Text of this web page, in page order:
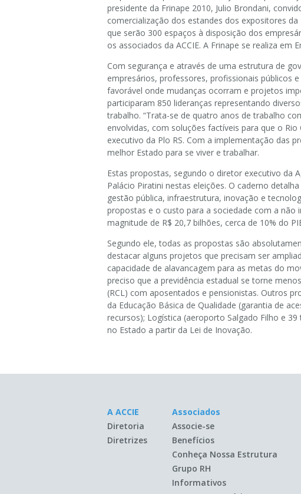
presidente da Frinape 2010, Julio Brondani,
comercialização dos estandes dos expositores
que serão 300 espaços à disposição dos
os associados da ACCIE. A Frinape se realiza em
Com segurança e através de uma estrutura de
empresários, professores, profissionais públicos
favorável onde mudanças ocorram e projetos
participaram 850 lideranças representando
trabalho. “Trata-se de quatro anos de trabalho
envolvidas, com soluções factíveis para que o
executivo da Plo RS. Com a implementação das
melhor Estado para se viver e trabalhar.
Estas propostas, segundo o diretor executivo da
Palácio Piratini nestas eleições. O caderno
gestão pública, infraestrutura, inovação e
propostas e o custo para a sociedade com a não
magnitude de R$ 20,7 bilhões, cerca de 10% do
Segundo ele, todas as propostas são
destacar alguns projetos que precisam ser
capacidade de alavancagem para as metas do
preciso que a previdência estadual se torne
(RCL) com aposentados e pensionistas. Outros
da Educação Básica de Qualidade (garantia de
recursos); Logística (aeroporto Salgado Filho e
no Estado a partir da Lei de Inovação.
A ACCIE
Diretoria
Diretrizes
Associados
Associe-se
Benefícios
Conheça Nossa Estrutura
Grupo RH
Informativos